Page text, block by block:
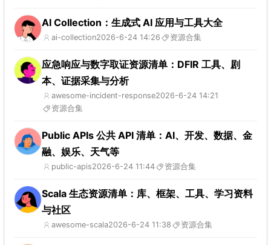
AI Collection：生成式 AI 应用与工具大全
ai-collection2026-6-24 14:26 资源合集
应急响应与数字取证资源清单：DFIR 工具、剧
本、证据采集与分析
awesome-incident-response2026-6-24 14:21
资源合集
Public APIs 公共 API 清单：AI、开发、数据、金
融、娱乐、天气等
public-apis2026-6-24 11:44 资源合集
Scala 生态资源清单：库、框架、工具、学习资料
与社区
awesome-scala2026-6-24 11:38 资源合集